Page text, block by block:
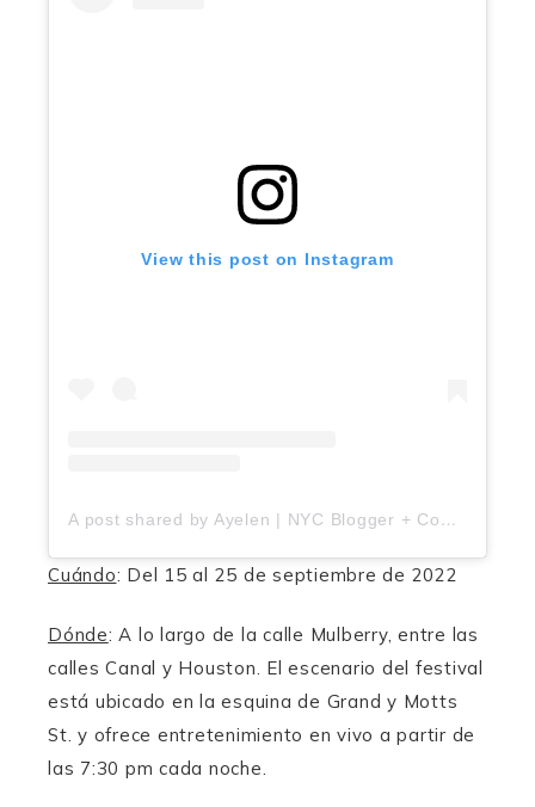
View this post on Instagram
A post shared by Ayelen | NYC Blogger + Content Creator (@mividaen.nyc)
Cuándo: Del 15 al 25 de septiembre de 2022
Dónde: A lo largo de la calle Mulberry, entre las
calles Canal y Houston. El escenario del festival
está ubicado en la esquina de Grand y Motts
St. y ofrece entretenimiento en vivo a partir de
las 7:30 pm cada noche.